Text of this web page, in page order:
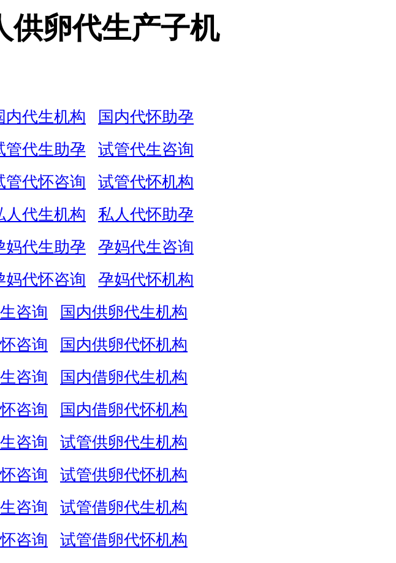
供卵代生产子机
内代生机构
国内代怀助孕
管代生助孕
试管代生咨询
管代怀咨询
试管代怀机构
人代生机构
私人代怀助孕
妈代生助孕
孕妈代生咨询
妈代怀咨询
孕妈代怀机构
咨询
国内供卵代生机构
咨询
国内供卵代怀机构
咨询
国内借卵代生机构
咨询
国内借卵代怀机构
咨询
试管供卵代生机构
咨询
试管供卵代怀机构
咨询
试管借卵代生机构
咨询
试管借卵代怀机构